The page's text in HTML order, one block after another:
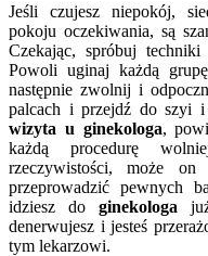
Jeśli czujesz niepokój,
pokoju oczekiwania, są
Czekając, spróbuj
Powoli uginaj każdą
następnie zwolnij i
palcach i przejdź do szyi
wizyta u ginekologa,
każdą procedurę
rzeczywistości, może
przeprowadzić pewnych
idziesz do ginekologa
denerwujesz i jesteś
tym lekarzowi.